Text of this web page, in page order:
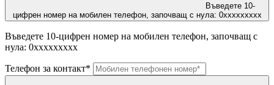
Въведете 10-
цифрен номер на мобилен телефон, започващ с нула: 0ххххххххх
Въведете 10-цифрен номер на мобилен телефон, започващ с
нула: 0ххххххххх
Телефон за контакт*